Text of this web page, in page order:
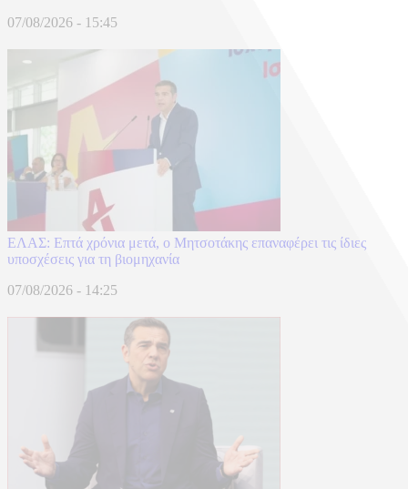
07/08/2026 - 15:45
ΕΛΑΣ: Επτά χρόνια μετά, ο Μητσοτάκης επαναφέρει τις ίδιες
υποσχέσεις για τη βιομηχανία
07/08/2026 - 14:25